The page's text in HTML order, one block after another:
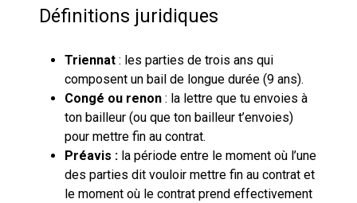
Définitions juridiques
Triennat : les parties de trois ans qui
composent un bail de longue durée (9 ans).
Congé ou renon : la lettre que tu envoies à
ton bailleur (ou que ton bailleur t’envoies)
pour mettre fin au contrat.
Préavis : la période entre le moment où l’une
des parties dit vouloir mettre fin au contrat et
le moment où le contrat prend effectivement